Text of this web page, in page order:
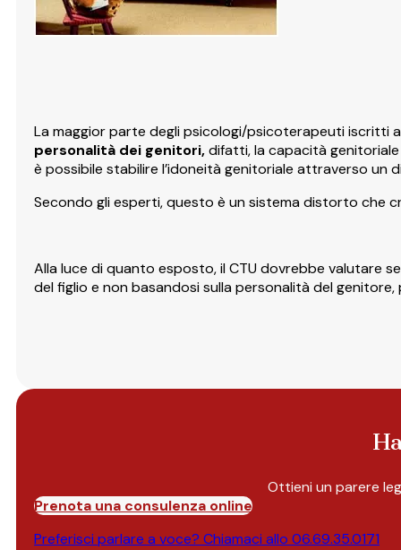
La maggior parte degli psicologi/psicoterapeuti iscritti
personalità dei genitori,difatti, la capacità
è possibile stabilire l’idoneità genitoriale attraverso un
Secondo gli esperti, questo è un sistema distorto che
Alla luce di quanto esposto, il CTU dovrebbe valutare
del figlio e non basandosi sulla personalità del
Ottieni un parere
Prenota una consulenza online
Preferisci parlare a voce? Chiamaci allo 06.69.35.0171